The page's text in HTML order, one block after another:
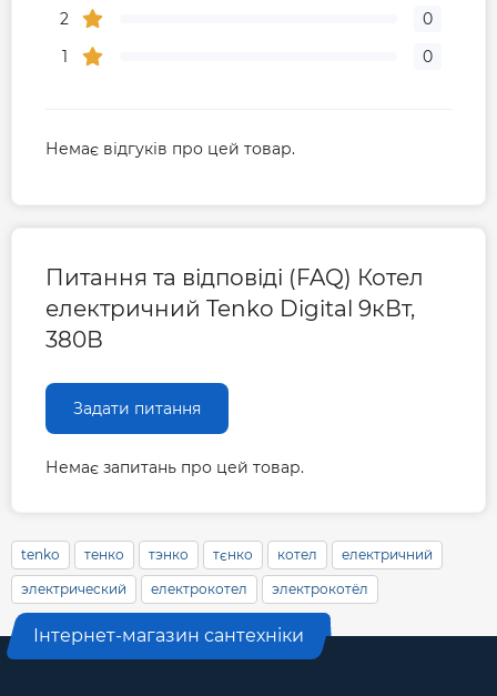
2
0
1
0
Немає відгуків про цей товар.
Питання та відповіді (FAQ) Котел
електричний Tenko Digital 9кВт,
380В
Задати питання
Немає запитань про цей товар.
tenko тенко тэнко тєнко котел електричний
электрический електрокотел электрокотёл
Інтернет-магазин сантехніки